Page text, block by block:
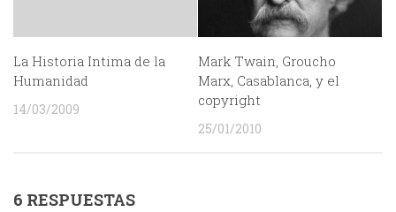
La Historia Intima de la
Humanidad
14/03/2009
Mark Twain, Groucho
Marx, Casablanca, y el
copyright
25/01/2010
6 RESPUESTAS